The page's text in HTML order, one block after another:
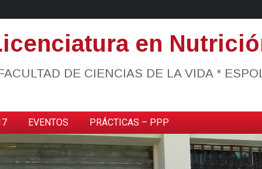
en
DE CIENCIAS DE LA VIDA *
EVENTOS PRÁCTICAS – PPP